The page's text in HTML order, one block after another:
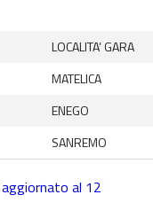
LOCALITA’ GARA
MATELICA
ENEGO
SANREMO
aggiornato al 12